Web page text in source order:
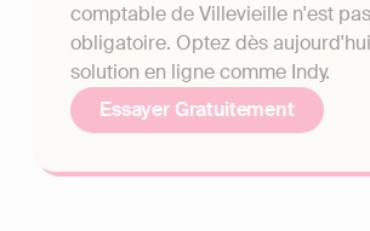
comptable de Villevieille n'est pas
obligatoire. Optez dès
solution en ligne comme Indy.
Essayer Gratuitement